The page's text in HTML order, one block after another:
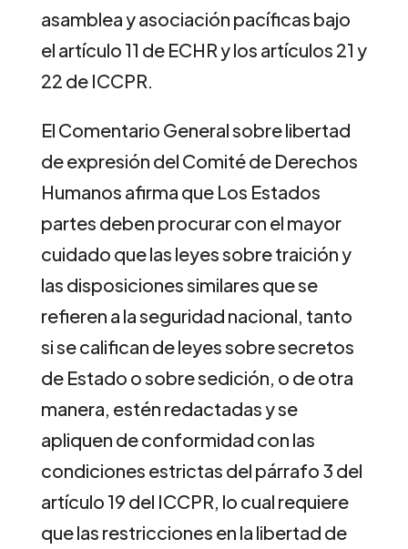
asamblea y asociación pacíficas bajo
el artículo 11 de ECHR y los artículos 21 y
22 de ICCPR.
El Comentario General sobre libertad
de expresión del Comité de Derechos
Humanos afirma que Los Estados
partes deben procurar con el mayor
cuidado que las leyes sobre traición y
las disposiciones similares que se
refieren a la seguridad nacional, tanto
si se califican de leyes sobre secretos
de Estado o sobre sedición, o de otra
manera, estén redactadas y se
apliquen de conformidad con las
condiciones estrictas del párrafo 3 del
artículo 19 del ICCPR, lo cual requiere
que las restricciones en la libertad de